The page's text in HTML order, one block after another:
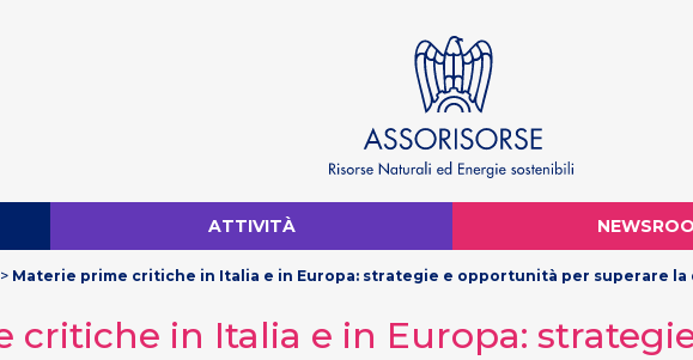
ATTIVITÀ
> Materie prime critiche in Italia e in Europa: strategie e opportunità per superare la
critiche in Italia e in Europa: